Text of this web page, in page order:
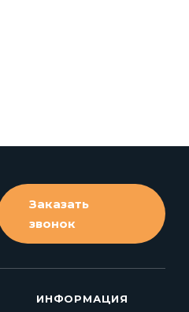
Заказать
звонок
ИНФОРМАЦИЯ